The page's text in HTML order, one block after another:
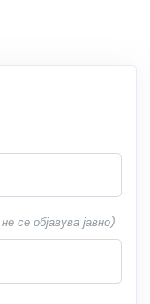
се објавува јавно)